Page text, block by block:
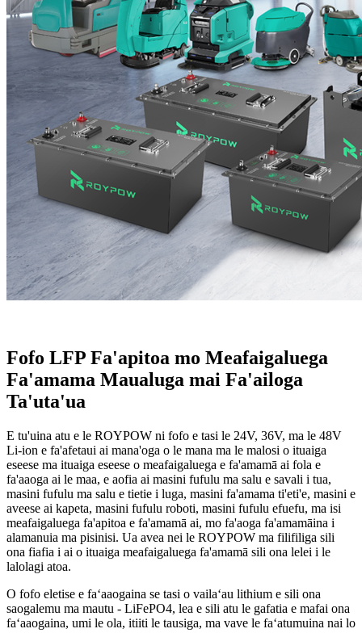
Fofo LFP Fa'apitoa mo Meafaigaluega
Fa'amama Maualuga mai Fa'ailoga
Ta'uta'ua
E tu'uina atu e le ROYPOW ni fofo e tasi le 24V, 36V, ma le 48V
Li-ion e fa'afetaui ai mana'oga o le mana ma le malosi o ituaiga
eseese ma ituaiga eseese o meafaigaluega e fa'amamā ai fola e
fa'aaoga ai le maa, e aofia ai masini fufulu ma salu e savali i tua,
masini fufulu ma salu e tietie i luga, masini fa'amama ti'eti'e, masini e
aveese ai kapeta, masini fufulu roboti, masini fufulu efuefu, ma isi
meafaigaluega fa'apitoa e fa'amamā ai, mo fa'aoga fa'amamāina i
alamanuia ma pisinisi. Ua avea nei le ROYPOW ma filifiliga sili
ona fiafia i ai o ituaiga meafaigaluega fa'amamā sili ona lelei i le
lalolagi atoa.
O fofo eletise e faʻaaogaina se tasi o vailaʻau lithium e sili ona
saogalemu ma mautu - LiFePO4, lea e sili atu le gafatia e mafai ona
faʻaaogaina, umi le ola, itiiti le tausiga, ma vave le faʻatumuina nai lo